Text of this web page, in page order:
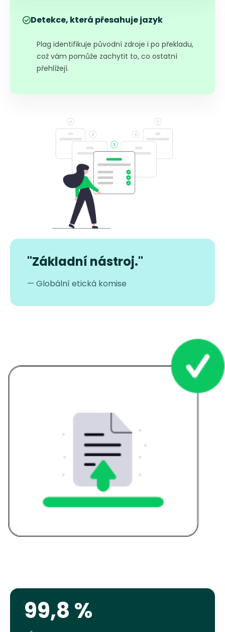
Detekce, která přesahuje jazyk
Plag identifikuje původní zdroje i po překladu,
což vám pomůže zachytit to, co ostatní
přehlížejí.
"Základní nástroj."
— Globální etická komise
99,8 %